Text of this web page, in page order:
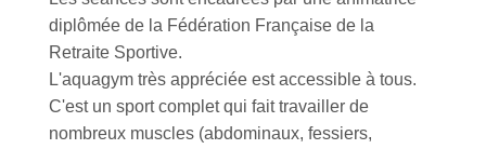
diplômée de la Fédération Française de la
Retraite Sportive.
L'aquagym très appréciée est accessible à tous.
C'est un sport complet qui fait travailler de
nombreux muscles (abdominaux, fessiers,